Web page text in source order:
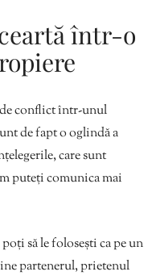
într-o
conflict într-unul
de fapt o oglindă a
care sunt
puteți comunica mai
să le folosești ca pe un
partenerul, prietenul